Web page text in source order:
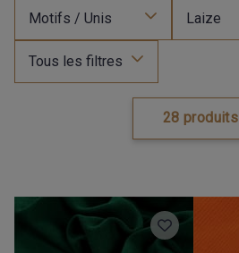
Motifs / Unis Laize
Tous les filtres
28 produits